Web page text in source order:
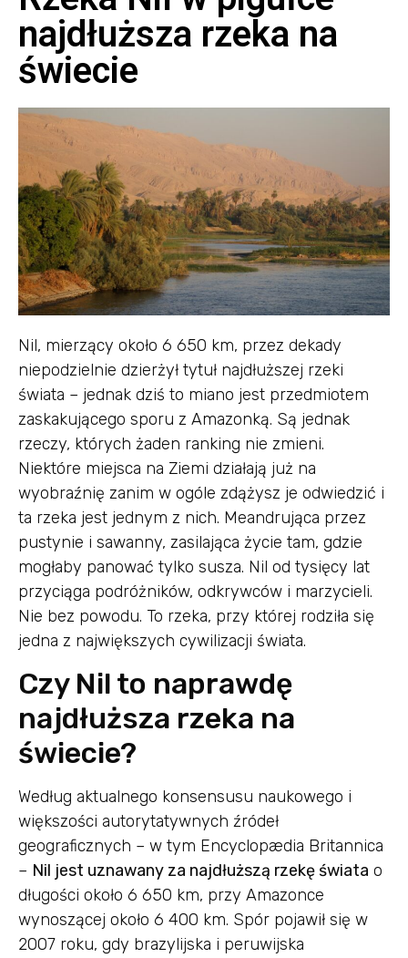
najdłuższa rzeka na
świecie
Nil, mierzący około 6 650 km, przez dekady
niepodzielnie dzierżył tytuł najdłuższej rzeki
świata – jednak dziś to miano jest przedmiotem
zaskakującego sporu z Amazonką. Są jednak
rzeczy, których żaden ranking nie zmieni.
Niektóre miejsca na Ziemi działają już na
wyobraźnię zanim w ogóle zdążysz je odwiedzić i
ta rzeka jest jednym z nich. Meandrująca przez
pustynie i sawanny, zasilająca życie tam, gdzie
mogłaby panować tylko susza. Nil od tysięcy lat
przyciąga podróżników, odkrywców i marzycieli.
Nie bez powodu. To rzeka, przy której rodziła się
jedna z największych cywilizacji świata.
Czy Nil to naprawdę
najdłuższa rzeka na
świecie?
Według aktualnego konsensusu naukowego i
większości autorytatywnych źródeł
geograficznych – w tym Encyclopædia Britannica
– Nil jest uznawany za najdłuższą rzekę świata o
długości około 6 650 km, przy Amazonce
wynoszącej około 6 400 km. Spór pojawił się w
2007 roku, gdy brazylijska i peruwijska